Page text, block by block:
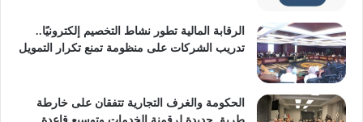
الرقابة المالية تطور نشاط التخصيم إلكترونيًا..
تدريب الشركات على منظومة تمنع تكرار التمويل
الحكومة والغرف التجارية تتفقان على خارطة